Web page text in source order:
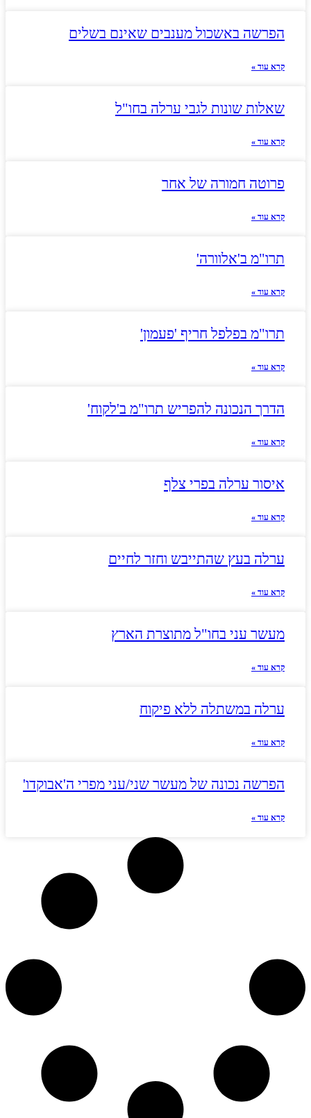
הפרשה באשכול מענבים שאינם בשלים
קרא עוד »
שאלות שונות לגבי ערלה בחו"ל
קרא עוד »
פרוטה חמורה של אחר
קרא עוד »
תרו"מ ב'אלוורה'
קרא עוד »
תרו"מ בפלפל חריף 'פעמון'
קרא עוד »
הדרך הנכונה להפריש תרו"מ ב'לקוח'
קרא עוד »
איסור ערלה בפרי צלף
קרא עוד »
ערלה בעץ שהתייבש וחזר לחיים
קרא עוד »
מעשר עני בחו"ל מתוצרת הארץ
קרא עוד »
ערלה במשתלה ללא פיקוח
קרא עוד »
הפרשה נכונה של מעשר שני/עני מפרי ה'אבוקדו'
קרא עוד »